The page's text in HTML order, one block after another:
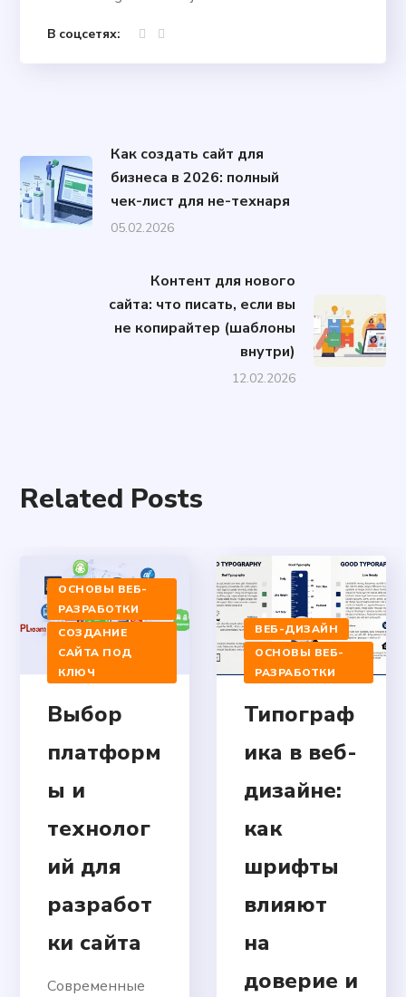
В соцсетях:
Как создать сайт для
бизнеса в 2026: полный
чек-лист для не-технаря
05.02.2026
Контент для нового
сайта: что писать, если вы
не копирайтер (шаблоны
внутри)
12.02.2026
Related Posts
ОСНОВЫ ВЕБ-
РАЗРАБОТКИ
СОЗДАНИЕ
САЙТА ПОД
КЛЮЧ
Выбор
платформ
ы и
технолог
ий для
разработ
ки сайта
Современные
ВЕБ-ДИЗАЙН
ОСНОВЫ ВЕБ-
РАЗРАБОТКИ
Типограф
ика в веб-
дизайне:
как
шрифты
влияют
на
доверие и